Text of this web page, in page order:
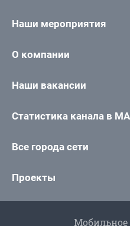
Наши мероприятия
О компании
Наши вакансии
Статистика канала в
Все города сети
Проекты